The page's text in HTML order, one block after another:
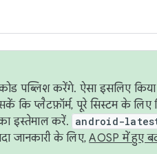
पब्लिश करेंगे. ऐसा इसलिए
प्लैटफ़ॉर्म, पूरे सिस्टम के लिए
इस्तेमाल करें. android-
जानकारी के लिए,AOSP में हुए